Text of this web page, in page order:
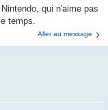
qui n'aime pas
temps.
Aller au message